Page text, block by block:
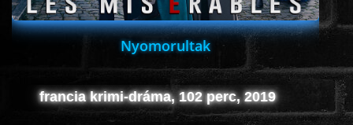
Nyomorultak
francia krimi-dráma, 102 perc, 2019